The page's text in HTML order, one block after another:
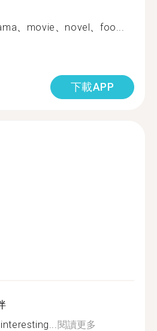
、movie、novel、foo...
下載APP
閱讀更多